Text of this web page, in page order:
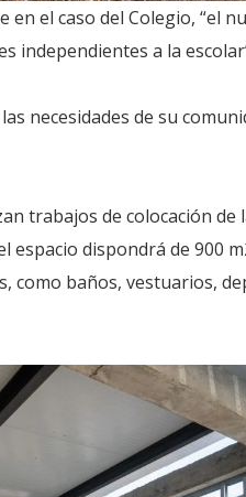
el caso del Colegio, “el
independientes a la
necesidades de su
trabajos de colocación de
espacio dispondrá de 900
como baños, vestuarios,